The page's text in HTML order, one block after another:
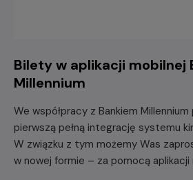
Bilety w aplikacji mobilnej
Millennium
We współpracy z Bankiem
pierwszą pełną integrację systemu
W związku z tym możemy Was
w nowej formie – za pomocą aplikacji